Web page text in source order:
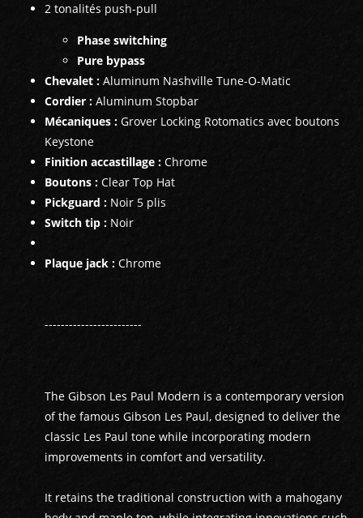
2 tonalités push-pull
Phase switching
Pure bypass
Chevalet : Aluminum Nashville Tune-O-Matic
Cordier : Aluminum Stopbar
Mécaniques : Grover Locking Rotomatics avec boutons
Keystone
Finition accastillage : Chrome
Boutons : Clear Top Hat
Pickguard : Noir 5 plis
Switch tip : Noir
Plaque jack : Chrome
------------------------
The Gibson Les Paul Modern is a contemporary version
of the famous Gibson Les Paul, designed to deliver the
classic Les Paul tone while incorporating modern
improvements in comfort and versatility.
It retains the traditional construction with a mahogany